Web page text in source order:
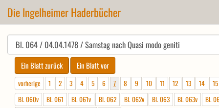
Die Ingelheimer Haderbücher
vorherige 1 2 3 4 5 6 7 8 9 10 11 12 13 14
15
Bl. 060v
Bl. 061 Bl. 061v Bl. 062 Bl. 062v Bl. 063 Bl. 063v
Bl.